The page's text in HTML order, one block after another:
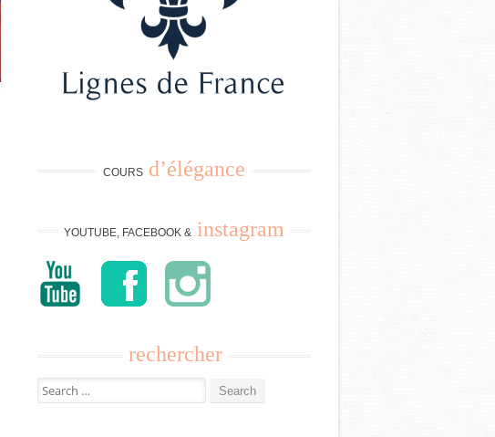
COURS d’élégance
YOUTUBE, FACEBOOK & instagram
rechercher
Search
for: